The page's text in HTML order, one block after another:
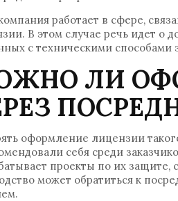
работает в сфере,
В этом случае речь идет о
с техническими
ЛИ
оформление лицензии
себя среди
проекты по их
может обратиться к